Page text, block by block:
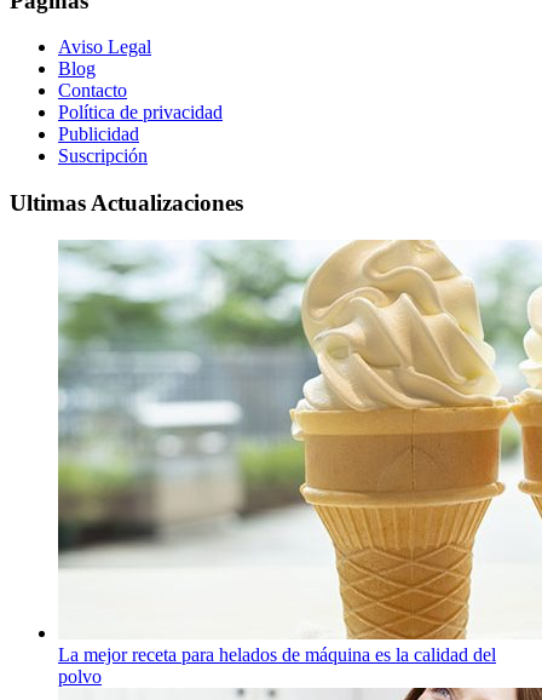
Aviso Legal
Blog
Contacto
Política de privacidad
Publicidad
Suscripción
Ultimas Actualizaciones
La mejor receta para helados de máquina es la calidad del
polvo